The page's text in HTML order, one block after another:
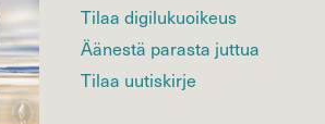
Tilaa digilukuoikeus
Äänestä parasta juttua
Tilaa uutiskirje